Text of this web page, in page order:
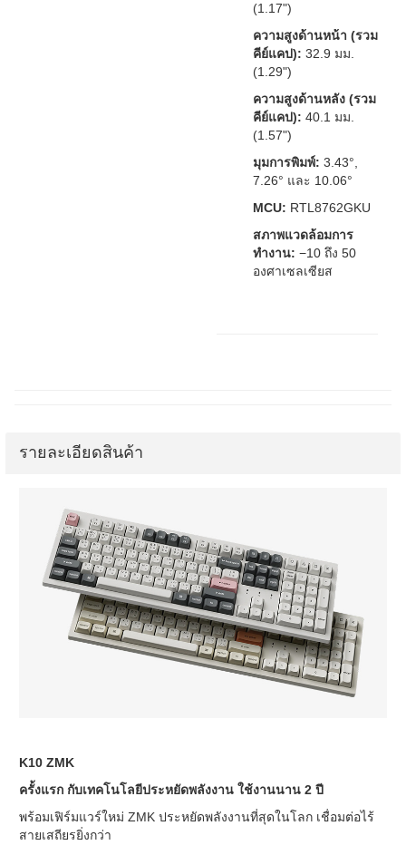
(1.17")
ความสูงด้านหน้า (รวม
คีย์แคป): 32.9 มม.
(1.29")
ความสูงด้านหลัง (รวม
คีย์แคป): 40.1 มม.
(1.57")
มุมการพิมพ์: 3.43°,
7.26° และ 10.06°
MCU: RTL8762GKU
สภาพแวดล้อมการ
ทำงาน: −10 ถึง 50
องศาเซลเซียส
รายละเอียดสินค้า
K10 ZMK
ครั้งแรก กับเทคโนโลยีประหยัดพลังงาน ใช้งานนาน 2 ปี
พร้อมเฟิร์มแวร์ใหม่ ZMK ประหยัดพลังงานที่สุดในโลก เชื่อมต่อไร้
สายเสถียรยิ่งกว่า